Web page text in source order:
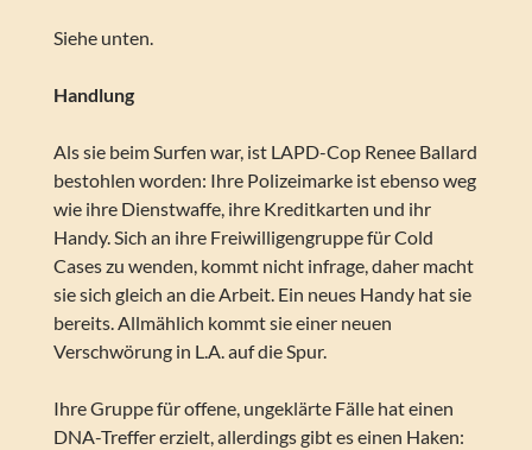
Siehe unten.
Handlung
Als sie beim Surfen war, ist LAPD-Cop Renee Ballard
bestohlen worden: Ihre Polizeimarke ist ebenso weg
wie ihre Dienstwaffe, ihre Kreditkarten und ihr
Handy. Sich an ihre Freiwilligengruppe für Cold
Cases zu wenden, kommt nicht infrage, daher macht
sie sich gleich an die Arbeit. Ein neues Handy hat sie
bereits. Allmählich kommt sie einer neuen
Verschwörung in L.A. auf die Spur.
Ihre Gruppe für offene, ungeklärte Fälle hat einen
DNA-Treffer erzielt, allerdings gibt es einen Haken: